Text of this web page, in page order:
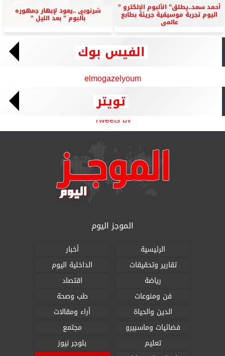
أحمد سعد..يطلق” الألبوم الإلكترو ”
اليوم تجربة موسيقية جريئة بطابع
عالمى
شرنوبى ..يعود لإبهار جمهوره
بألبوم ” بعد الليل ”
الفيس بوك
elmogazelyoum
تويتر
Tweets by
الموجز اليوم
الرئيسية
أخبار
تقارير وتحقيقات
الداخلية اليوم
رياضة
اقتصاد
فن ومنوعات
طب وصحة
الدين والحياة
أراء ومقالات
فضائيات وماسبيرو
مجتمع
تعليم
بلوجر نيوز